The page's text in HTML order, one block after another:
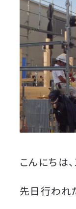
こんにちは
先日行われ